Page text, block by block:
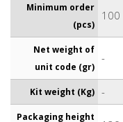
Minimum order
(pcs)
100
Net weight of
unit code (gr)
-
Kit weight (Kg) -
Packaging height